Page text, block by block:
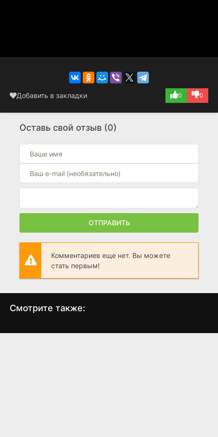
Добавить в закладки 0 0
Оставь свой отзыв (0)
ОТПРАВИТЬ
Комментариев еще нет. Вы можете
стать первым!
Смотрите также:
Плод Джейсон Борн